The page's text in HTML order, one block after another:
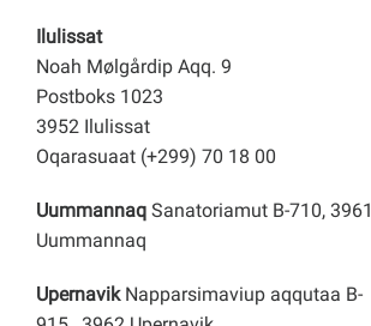
Ilulissat
Noah Mølgårdip Aqq. 9
Postboks 1023
3952 Ilulissat
Oqarasuaat (+299) 70 18 00
Uummannaq Sanatoriamut B-710, 3961
Uummannaq
Upernavik Napparsimaviup aqqutaa B-